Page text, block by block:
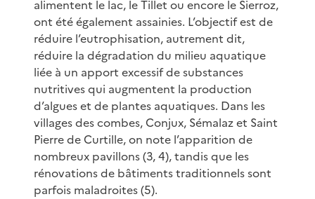
alimentent le lac, le Tillet ou encore le Sierroz,
ont été également assainies. L’objectif est de
réduire l’eutrophisation, autrement dit,
réduire la dégradation du milieu aquatique
liée à un apport excessif de substances
nutritives qui augmentent la production
d’algues et de plantes aquatiques. Dans les
villages des combes, Conjux, Sémalaz et Saint
Pierre de Curtille, on note l’apparition de
nombreux pavillons (3, 4), tandis que les
rénovations de bâtiments traditionnels sont
parfois maladroites (5).